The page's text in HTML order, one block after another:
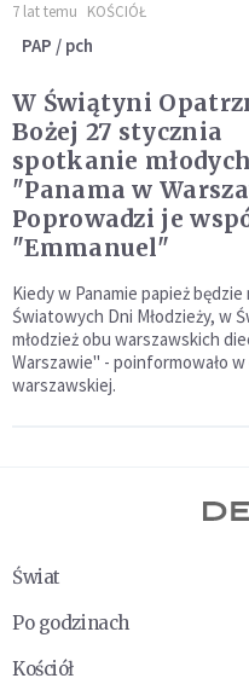
7 lat temu KOŚCIÓŁ
PAP / pch
W Świątyni
Bożej 27 stycznia
spotkanie młodych
"Panama w
Poprowadzi je
"Emmanuel"
Kiedy w Panamie papież będzie
Światowych Dni Młodzieży, w
młodzież obu warszawskich
Warszawie" - poinformowało
warszawskiej.
Świat
Po godzinach
Kościół